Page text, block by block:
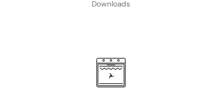
Downloads